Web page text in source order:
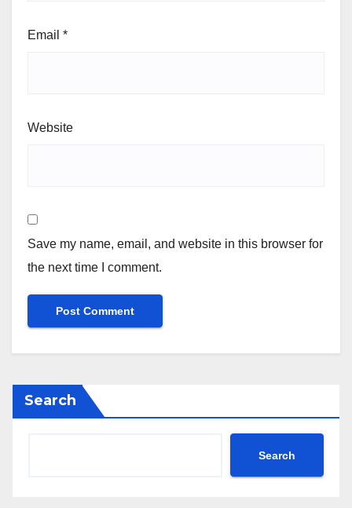
Email *
Website
Save my name, email, and website in this browser for
the next time I comment.
Search
Search